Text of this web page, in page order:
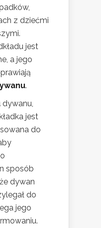
z dziećmi
jest
a jego
.
dywanu,
jest
do
sposób
dywan
do
jego